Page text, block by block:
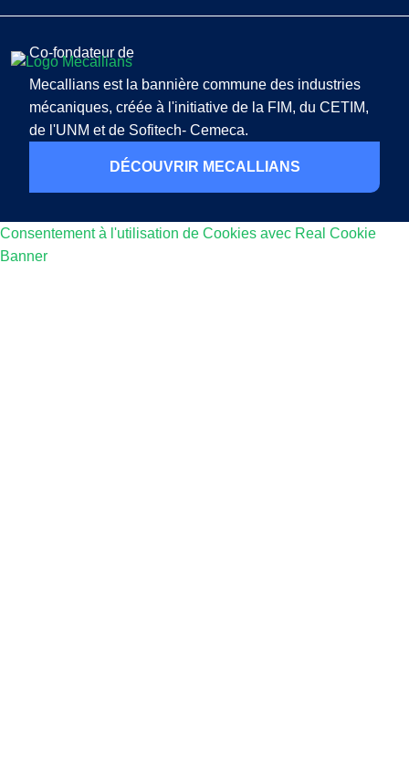
Co-fondateur de
Mecallians est la bannière commune des industries
mécaniques, créée à l'initiative de la FIM, du CETIM,
de l'UNM et de Sofitech- Cemeca.
DÉCOUVRIR MECALLIANS
Consentement à l'utilisation de Cookies avec Real Cookie
Banner